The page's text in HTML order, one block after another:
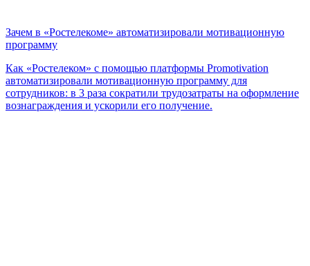
Зачем в «Ростелекоме» автоматизировали мотивационную
программу
Как «Ростелеком» с помощью платформы Promotivation
автоматизировали мотивационную программу для
сотрудников: в 3 раза сократили трудозатраты на оформление
вознаграждения и ускорили его получение.